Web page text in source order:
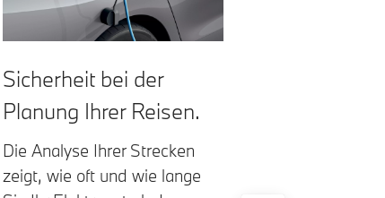
Sicherheit bei der
Planung Ihrer Reisen.
Die Analyse Ihrer Strecken
zeigt, wie oft und wie lange